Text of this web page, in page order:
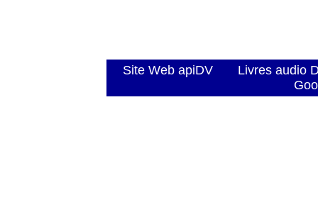
Site Web apiDV
Livres audio